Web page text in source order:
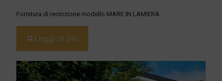
Fornitura di recinzione modello MARE IN LAMIERA
Leggi di più